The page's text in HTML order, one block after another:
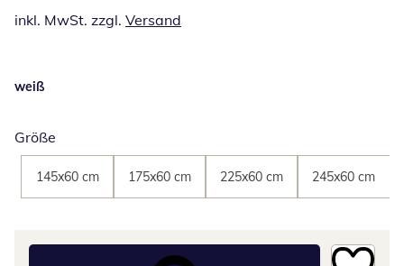
inkl. MwSt. zzgl. Versand
weiß
Größe
145x60 cm 175x60 cm 225x60 cm 245x60 cm